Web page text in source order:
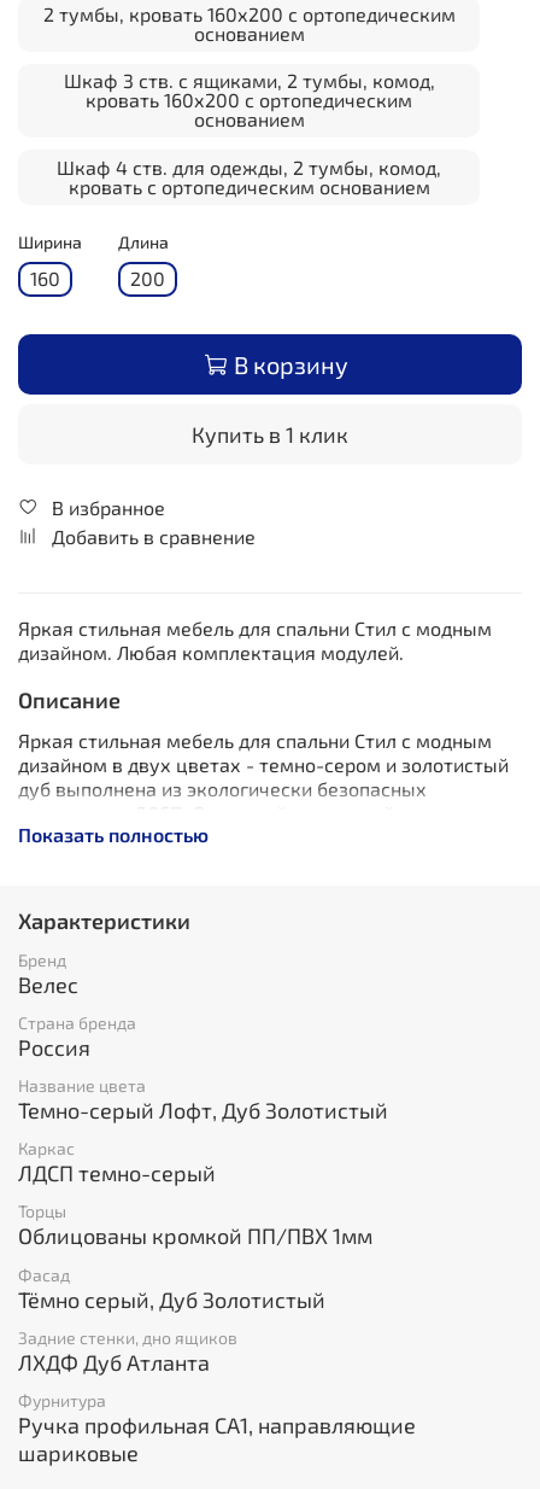
2 тумбы, кровать 160х200 с ортопедическим
основанием
Шкаф 3 ств. с ящиками, 2 тумбы, комод,
кровать 160х200 с ортопедическим
основанием
Шкаф 4 ств. для одежды, 2 тумбы, комод,
кровать с ортопедическим основанием
Ширина
160
Длина
200
В корзину
Купить в 1 клик
В избранное
Добавить в сравнение
Яркая стильная мебель для спальни Стил с модным
дизайном. Любая комплектация модулей.
Описание
Яркая стильная мебель для спальни Стил с модным
дизайном в двух цветах - темно-сером и золотистый
дуб выполнена из экологически безопасных
обустроить любую комнату в вашем доме.
Материалы:
Направляющие - шариковые
Ручки профильные СА1
Цвет:
Темно-серый
Дуб Золотистый
Спальня состоит из модулей, Вы можете Выбрать
необходимые Вам предметы спальни и размеры
кровати.
Тумба прикроватная с нишей 500х460х450 Цена
4500.00
Комод Стил с 4 ящиками 800х460х940 Цена
13300.00
Кровать Стил с основанием 90х200х90 Цена
11700.00
Показать полностью
Характеристики
Бренд
Велес
Страна бренда
Россия
Название цвета
Темно-серый Лофт, Дуб Золотистый
Каркас
ЛДСП темно-серый
Торцы
Облицованы кромкой ПП/ПВХ 1мм
Фасад
Тёмно серый, Дуб Золотистый
Задние стенки, дно ящиков
ЛХДФ Дуб Атланта
Фурнитура
Ручка профильная СА1, направляющие
шариковые